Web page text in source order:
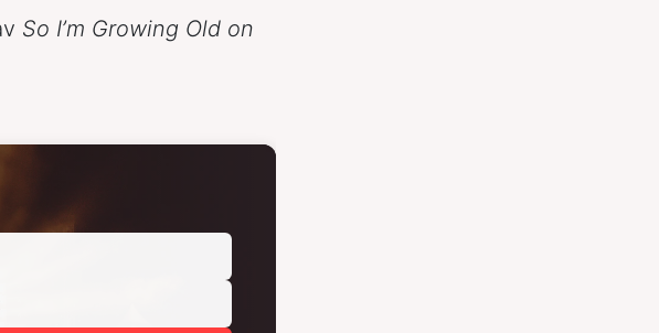
So I’m Growing Old on